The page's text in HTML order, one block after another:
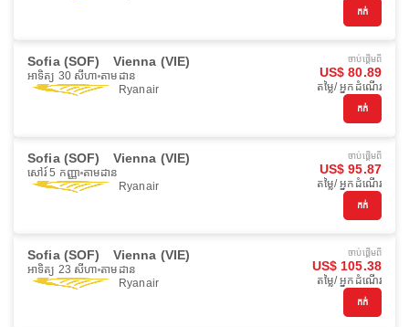
កក់
Sofia (SOF) Vienna (VIE)
អាទិត្យ 30 សីហា តាមដាន
Ryanair
ចាប់ផ្ដើមពី
US$ 80.89
តម្លៃ/ អ្នកដំណើរ
កក់
Sofia (SOF) Vienna (VIE)
សៅរ៍ 5 កញ្ញា តាមដាន
Ryanair
ចាប់ផ្ដើមពី
US$ 95.87
តម្លៃ/ អ្នកដំណើរ
កក់
Sofia (SOF) Vienna (VIE)
អាទិត្យ 23 សីហា តាមដាន
Ryanair
ចាប់ផ្ដើមពី
US$ 105.38
តម្លៃ/ អ្នកដំណើរ
កក់